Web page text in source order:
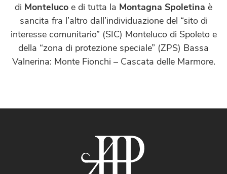
di Monteluco e di tutta la Montagna Spoletina è
sancita fra l’altro dall’individuazione del “sito di
interesse comunitario” (SIC) Monteluco di Spoleto e
della “zona di protezione speciale” (ZPS) Bassa
Valnerina: Monte Fionchi – Cascata delle Marmore.